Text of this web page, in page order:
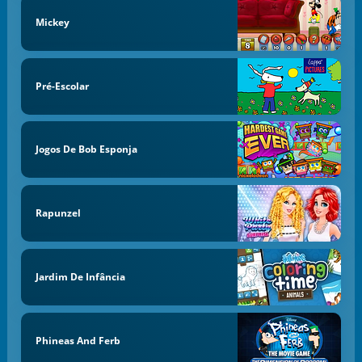
Mickey
Pré-Escolar
Jogos De Bob Esponja
Rapunzel
Jardim De Infância
Phineas And Ferb